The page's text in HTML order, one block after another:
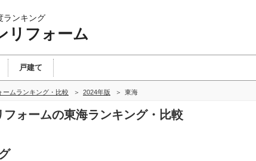
ランキング
リフォーム
戸建て
ームランキング・比較 2024年版 東海
フォームの東海ランキング・比較